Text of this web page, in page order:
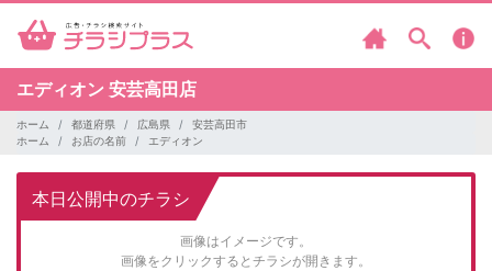
エディオン 安芸高田店
ホーム 都道府県 広島県
安芸高田市
ホーム
お店の名前 エディオン
本日公開中のチラシ
画像はイメージです。
画像をクリックするとチラシが開きます。